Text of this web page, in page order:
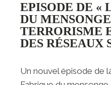
EPISODE DE «
DU
TERRORISME
DES RÉSEAUX
Un nouvel épisode de